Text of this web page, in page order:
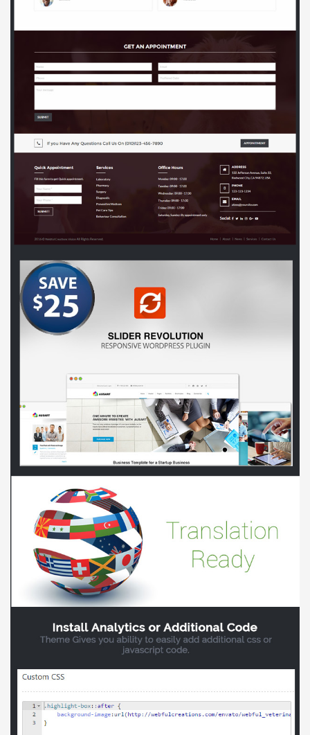
Báo giá & Đặt hàng:
0903.976.769